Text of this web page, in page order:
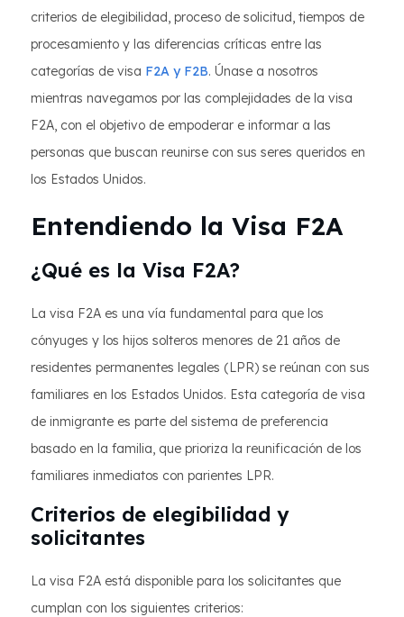
criterios de elegibilidad, proceso de solicitud, tiempos de
procesamiento y las diferencias críticas entre las
categorías de visa F2A y F2B. Únase a nosotros
mientras navegamos por las complejidades de la visa
F2A, con el objetivo de empoderar e informar a las
personas que buscan reunirse con sus seres queridos en
los Estados Unidos.
Entendiendo la Visa F2A
¿Qué es la Visa F2A?
La visa F2A es una vía fundamental para que los
cónyuges y los hijos solteros menores de 21 años de
residentes permanentes legales (LPR) se reúnan con sus
familiares en los Estados Unidos. Esta categoría de visa
de inmigrante es parte del sistema de preferencia
basado en la familia, que prioriza la reunificación de los
familiares inmediatos con parientes LPR.
Criterios de elegibilidad y
solicitantes
La visa F2A está disponible para los solicitantes que
cumplan con los siguientes criterios: